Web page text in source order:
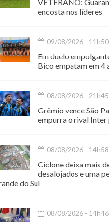
VETERANO:
encosta nos líderes
09/08/2026 - 11h50
Em duelo
Bico empatam em 4
08/08/2026 - 21h45
Grêmio vence São
empurra o rival Inter
08/08/2026 - 14h58
Ciclone deixa mais
desalojados e uma
do Sul
08/08/2026 - 14h46